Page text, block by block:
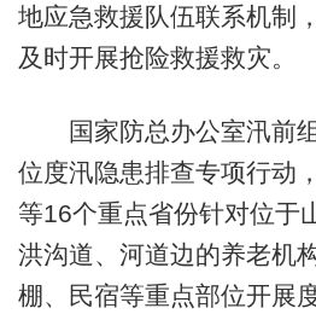
地应急救援队伍联系机制
及时开展抢险救援救灾。
国家防总办公室汛前组
位度汛隐患排查专项行动
等16个重点省份针对位于
洪沟道、河道边的养老机
棚、民宿等重点部位开展